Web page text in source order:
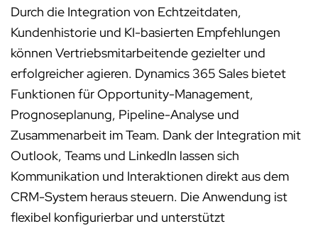
Durch die Integration von Echtzeitdaten,
Kundenhistorie und KI-basierten Empfehlungen
können Vertriebsmitarbeitende gezielter und
erfolgreicher agieren. Dynamics 365 Sales bietet
Funktionen für Opportunity-Management,
Prognoseplanung, Pipeline-Analyse und
Zusammenarbeit im Team. Dank der Integration mit
Outlook, Teams und LinkedIn lassen sich
Kommunikation und Interaktionen direkt aus dem
CRM-System heraus steuern. Die Anwendung ist
flexibel konfigurierbar und unterstützt